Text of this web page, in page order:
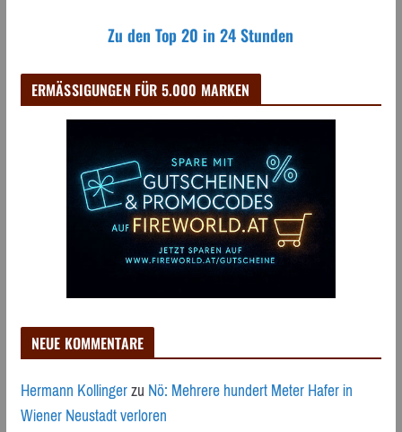
Zu den Top 20 in 24 Stunden
ERMÄSSIGUNGEN FÜR 5.000 MARKEN
NEUE KOMMENTARE
Hermann KollingerzuNö: Mehrere hundert Meter Hafer in
Wiener Neustadt verloren